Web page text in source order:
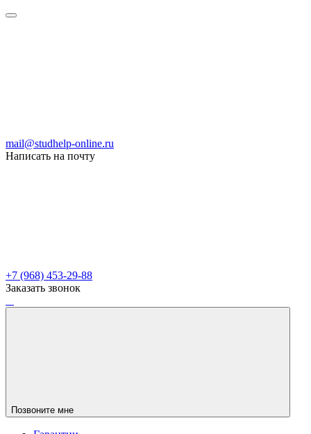
mail@studhelp-online.ru
Написать на почту
+7 (968) 453-29-88
Заказать звонок
Позвоните мне